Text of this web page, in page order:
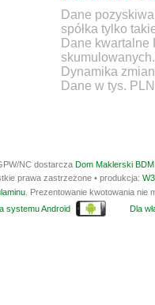
Dane
spółka tylko
Dane
skumulowanych.
Dynamika
Dane w tys. PLN
NC dostarcza Dom Maklerski
prawa zastrzeżone • produkcja:
. Prezentowanie kwotowania
systemu Android Dla